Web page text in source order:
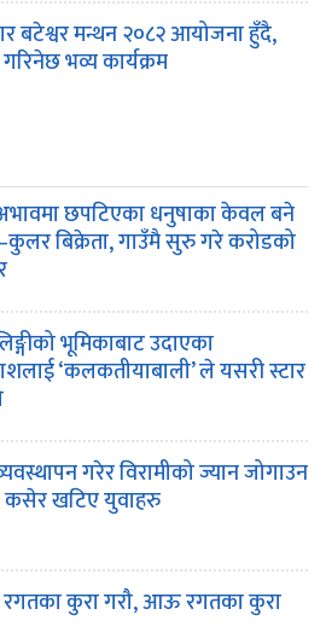
बटेश्वर मन्थन २०८२ आयोजना हुँदै,
भव्य कार्यक्रम
छपटिएका धनुषाका केवल बने
बिक्रेता, गाउँमै सुरु गरे करोडको
भूमिकाबाट उदाएका
‘कलकतीयाबाली’ ले यसरी स्टार
गरेर विरामीको ज्यान जोगाउन
खटिए युवाहरु
कुरा गरौ, आऊ रगतका कुरा